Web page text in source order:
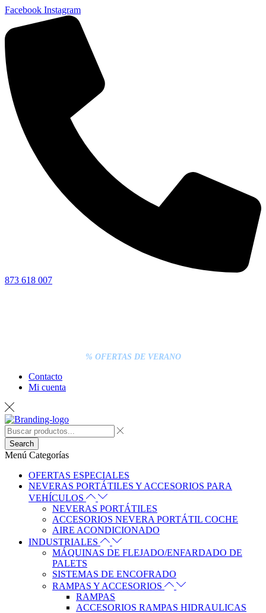
Facebook Instagram
873 618 007
% OFERTAS DE VERANO
Contacto
Mi cuenta
Search
Menú Categorías
OFERTAS ESPECIALES
NEVERAS PORTÁTILES Y ACCESORIOS PARA
VEHÍCULOS
NEVERAS PORTÁTILES
ACCESORIOS NEVERA PORTÁTIL COCHE
AIRE ACONDICIONADO
INDUSTRIALES
MÁQUINAS DE FLEJADO/ENFARDADO DE
PALETS
SISTEMAS DE ENCOFRADO
RAMPAS Y ACCESORIOS
RAMPAS
ACCESORIOS RAMPAS HIDRAULICAS